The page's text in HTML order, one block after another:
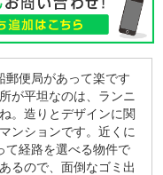
郵便局があって楽です
が平坦なのは、ランニ
。造りとデザインに関
ンションです。近くに
て経路を選べる物件で
るので、面倒なゴミ出